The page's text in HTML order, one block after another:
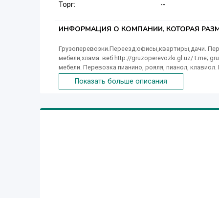
Торг:
--
ИНФОРМАЦИЯ О КОМПАНИИ, КОТОРАЯ
Грузоперевозки.Переезд:офисы,квартиры,дачи.
мебели,хлама. веб http://gruzoperevozki.gl.uz/ t.me;
мебели. Перевозка пианино, рояля, пианол,
вещей. Вывоз строительного мусора, строй
дверей, дсп, паркета, хлама. Вывоз дров, веток,
Показать больше описания